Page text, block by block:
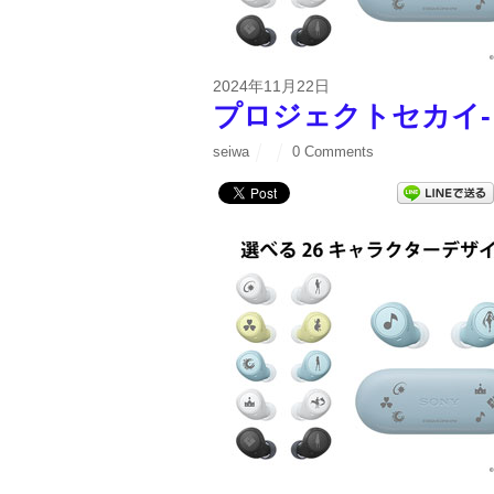
2024年11月22日
プロジェクトセカイ
seiwa 0 Comments